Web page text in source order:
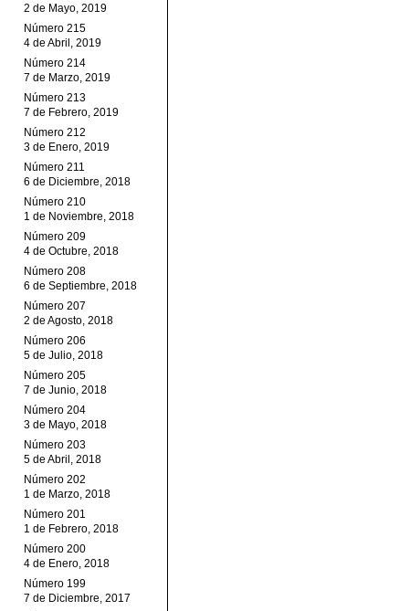
2 de Mayo, 2019
Número 215
4 de Abril, 2019
Número 214
7 de Marzo, 2019
Número 213
7 de Febrero, 2019
Número 212
3 de Enero, 2019
Número 211
6 de Diciembre, 2018
Número 210
1 de Noviembre, 2018
Número 209
4 de Octubre, 2018
Número 208
6 de Septiembre, 2018
Número 207
2 de Agosto, 2018
Número 206
5 de Julio, 2018
Número 205
7 de Junio, 2018
Número 204
3 de Mayo, 2018
Número 203
5 de Abril, 2018
Número 202
1 de Marzo, 2018
Número 201
1 de Febrero, 2018
Número 200
4 de Enero, 2018
Número 199
7 de Diciembre, 2017